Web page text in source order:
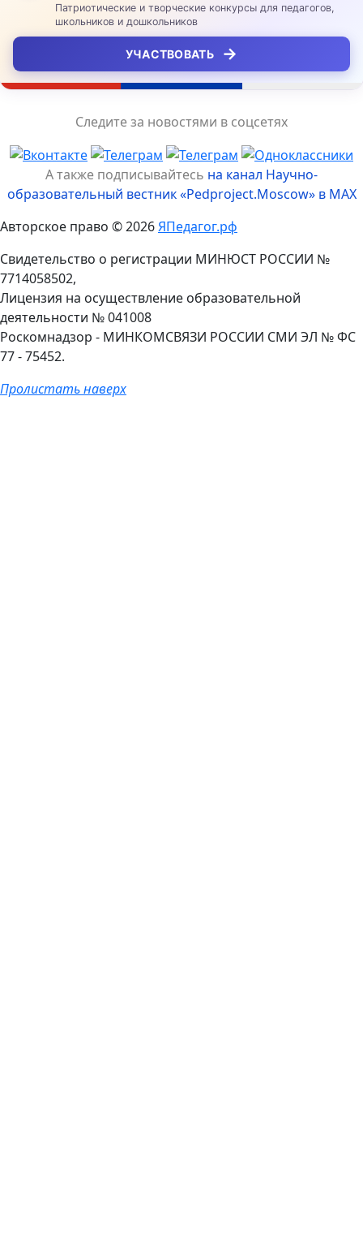
Патриотические и творческие конкурсы для педагогов,
школьников и дошкольников
УЧАСТВОВАТЬ →
Следите за новостями в соцсетях
А также подписывайтесь на канал Научно-
образовательный вестник «Pedproject.Moscow» в MAX
Авторское право © 2026ЯПедагог.рф
Свидетельство о регистрации МИНЮСТ РОССИИ №
7714058502,
Лицензия на осуществление образовательной
деятельности № 041008
Роскомнадзор - МИНКОМСВЯЗИ РОССИИ СМИ ЭЛ № ФС
77 - 75452.
Пролистать наверх